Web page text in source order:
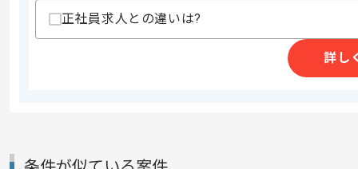
精算・お支払い
精算基準時間
作業開始日
正社員求人との違いは?
詳し